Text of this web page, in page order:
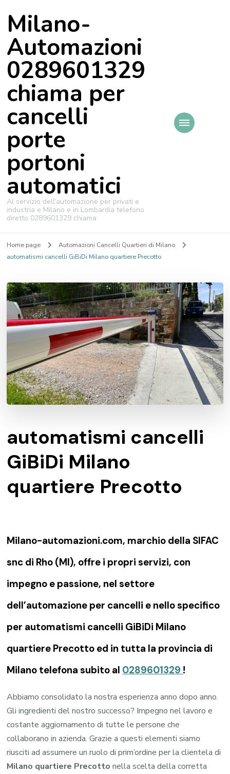
Milano-
Automazioni
0289601329
chiama per
cancelli
porte
portoni
automatici
Al servizio dell'automazione per privati e
industria e Milano e in Lombardia telefono
diretto 0289601329 chiama
Home page
Automazioni Cancelli Quartieri di Milano
automatismi cancelli GiBiDi Milano quartiere Precotto
automatismi cancelli
GiBiDi Milano
quartiere Precotto
Milano-automazioni.com, marchio della SIFAC
snc di Rho (MI), offre i propri servizi, con
impegno e passione, nel settore
dell’automazione per cancelli e nello specifico
per automatismi cancelli GiBiDi Milano
quartiere Precotto ed in tutta la provincia di
Milano telefona subito al 0289601329 !
Abbiamo consolidato la nostra esperienza anno dopo anno.
Gli ingredienti del nostro successo? Impegno nel lavoro e
costante aggiornamento di tutte le persone che
collaborano in azienda. Grazie a questi elementi siamo
riusciti ad assumere un ruolo di prim’ordine per la clientela di
Milano quartiere Precotto nella scelta della corretta